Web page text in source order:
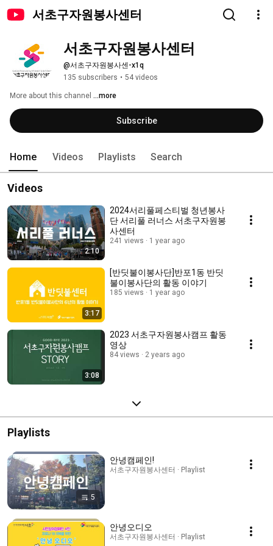
서초구자원봉사센터
서초구자원봉사센터
@서초구자원봉사센-x1q
135 subscribers • 54 videos
More about this channel ...more
Subscribe
Home Videos Playlists Search
Videos
2:10
2024서리풀페스티벌 청년봉사
단 서리풀 러너스 서초구자원봉
사센터
241 views 1 year ago
3:17
[반딧불이봉사단]반포1동 반딧
불이봉사단의 활동 이야기
185 views 1 year ago
3:08
2023 서초구자원봉사캠프 활동
영상
84 views 2 years ago
Playlists
5
안녕캠페인!
서초구자원봉사센터 · Playlist
안녕오디오
서초구자원봉사센터 · Playlist